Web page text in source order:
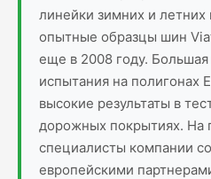
линейки зимних и
опытные образцы шин
еще в 2008 году.
испытания на полигонах
высокие результаты в
дорожных покрытиях. На
специалисты компании
европейскими